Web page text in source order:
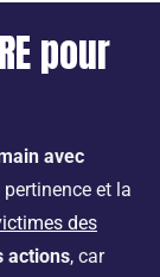
pour
avec
et la
des
actions, car